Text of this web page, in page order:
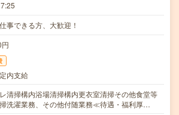
事できる方、大歓迎！
内支給
清掃構内浴場清掃構内更衣室清掃その他食堂等
洗濯業務、その他付随業務≪待遇・福利厚…